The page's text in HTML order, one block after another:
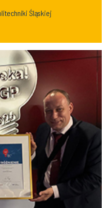
Śląskiej